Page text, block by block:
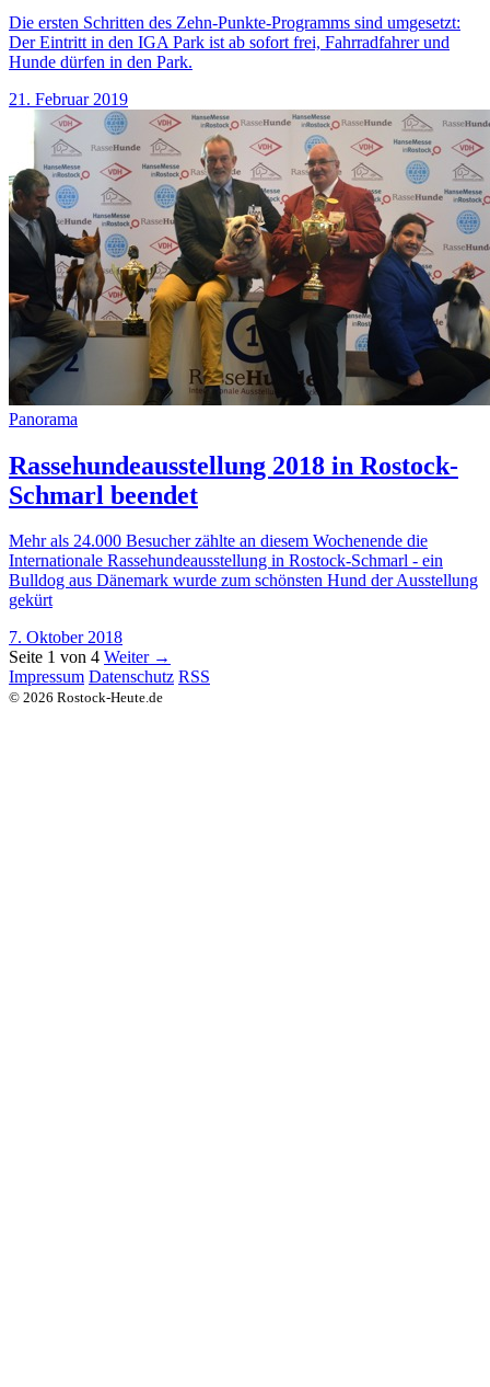
Die ersten Schritten des Zehn-Punkte-Programms sind umgesetzt:
Der Eintritt in den IGA Park ist ab sofort frei, Fahrradfahrer und
Hunde dürfen in den Park.
21. Februar 2019
Panorama
Rassehundeausstellung 2018 in Rostock-
Schmarl beendet
Mehr als 24.000 Besucher zählte an diesem Wochenende die
Internationale Rassehundeausstellung in Rostock-Schmarl - ein
Bulldog aus Dänemark wurde zum schönsten Hund der Ausstellung
gekürt
7. Oktober 2018
Seite 1 von 4 Weiter →
Impressum Datenschutz RSS
© 2026 Rostock-Heute.de